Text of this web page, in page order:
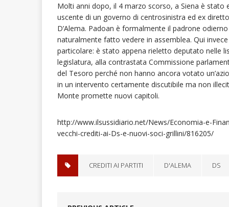
Molti anni dopo, il 4 marzo scorso, a Siena è stato
uscente di un governo di centrosinistra ed ex
D’Alema. Padoan è formalmente il padrone
naturalmente fatto vedere in assemblea. Qui
particolare: è stato appena rieletto deputato nelle
legislatura, alla contrastata Commissione
del Tesoro perché non hanno ancora votato
in un intervento certamente discutibile ma non
Monte promette nuovi capitoli.
http://www.ilsussidiario.net/News/Economia-e-
vecchi-crediti-ai-Ds-e-nuovi-soci-grillini/816205/
CREDITI AI PARTITI D'ALEMA DS